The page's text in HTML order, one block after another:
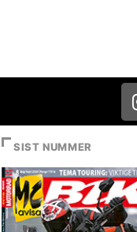
SIST NUMMER